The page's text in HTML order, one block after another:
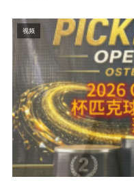
视频